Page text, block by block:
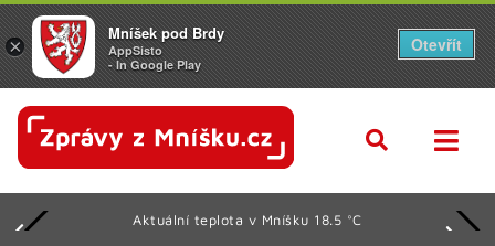
Aktuální teplota v Mníšku 18.5 °C
×
Mníšek pod Brdy
AppSisto
- In Google Play
Otevřít